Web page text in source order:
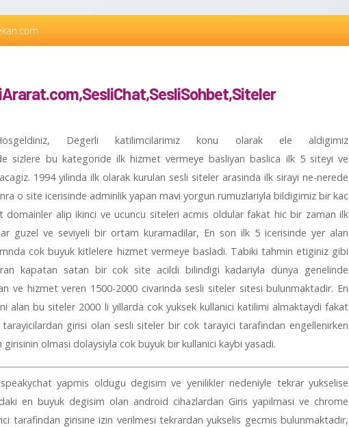
Degerli katilimcilarimiz konu olarak ele aldigimiz
sizlere bu kategoride ilk hizmet vermeye basliyan baslica ilk 5 siteyi ve
1994 yilinda ilk olarak kurulan sesli siteler arasinda ilk sirayi ne-nerede
o site icerisinde adminlik yapan mavi yorgun rumuzlariyla bildigimiz bir kac
domainler alip ikinci ve ucuncu siteleri acmis oldular fakat hic bir zaman ilk
guzel ve seviyeli bir ortam kuramadilar, En son ilk 5 icerisinde yer alan
cok buyuk kitlelere hizmet vermeye basladi. Tabiki tahmin etiginiz gibi
kapatan satan bir cok site acildi bilindigi kadariyla dunya genelinde
ve hizmet veren 1500-2000 civarinda sesli siteler sitesi bulunmaktadir. En
alan bu siteler 2000 li yillarda cok yuksek kullanici katilimi almaktaydi fakat
girisi olan sesli siteler bir cok tarayici tarafindan engellenirken
olmasi dolaysiyla cok buyuk bir kullanici kaybi yasadi.
yapmis oldugu degisim ve yenilikler nedeniyle tekrar yukselise
en buyuk degisim olan android cihazlardan Giris yapilmasi ve chrome
tarafindan girisine izin verilmesi tekrardan yukselis gecmis bulunmaktadir,